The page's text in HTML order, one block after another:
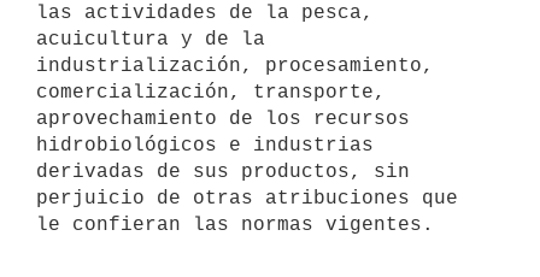
las actividades de la pesca,
acuicultura y de la
industrialización, procesamiento,
comercialización, transporte,
aprovechamiento de los recursos
hidrobiológicos e industrias
derivadas de sus productos, sin
perjuicio de otras atribuciones que
le confieran las normas vigentes.